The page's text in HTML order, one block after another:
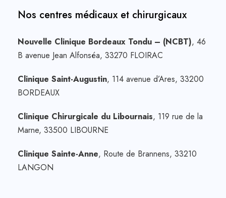
Nos centres médicaux et chirurgicaux
Nouvelle Clinique Bordeaux Tondu – (NCBT), 46
B avenue Jean Alfonséa, 33270 FLOIRAC
Clinique Saint-Augustin, 114 avenue d’Ares, 33200
BORDEAUX
Clinique Chirurgicale du Libournais, 119 rue de la
Marne, 33500 LIBOURNE
Clinique Sainte-Anne, Route de Brannens, 33210
LANGON